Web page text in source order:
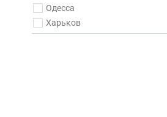
Одесса
Харьков